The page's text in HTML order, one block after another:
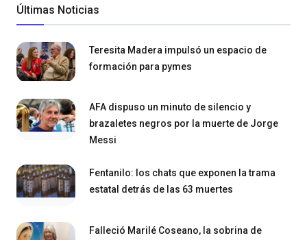
Últimas Noticias
Teresita Madera impulsó un espacio de
formación para pymes
AFA dispuso un minuto de silencio y
brazaletes negros por la muerte de Jorge
Messi
Fentanilo: los chats que exponen la trama
estatal detrás de las 63 muertes
Falleció Marilé Coseano, la sobrina de